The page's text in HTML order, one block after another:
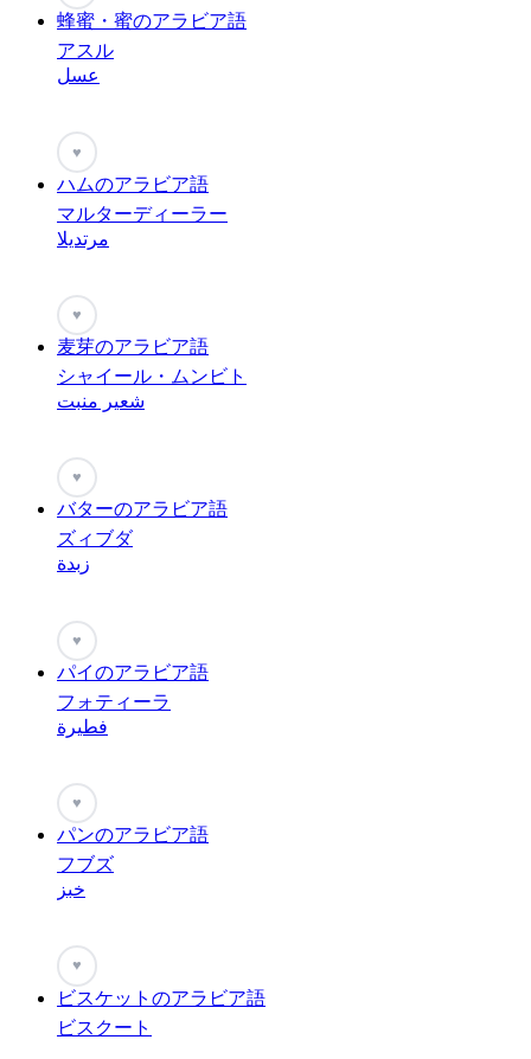
蜂蜜・蜜のアラビア語
アスル
عسل
♥
ハムのアラビア語
マルターディーラー
مرتديلا
♥
麦芽のアラビア語
シャイール・ムンビト
شعير منبت
♥
バターのアラビア語
ズィブダ
زبدة
♥
パイのアラビア語
フォティーラ
فطيرة
♥
パンのアラビア語
フブズ
خبز
♥
ビスケットのアラビア語
ビスクート